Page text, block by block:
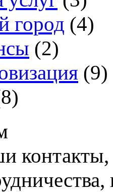
город (4)
(2)
(9)